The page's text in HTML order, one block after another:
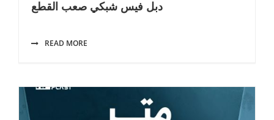
دبل فيس شبكي صعب القطع
READ MORE